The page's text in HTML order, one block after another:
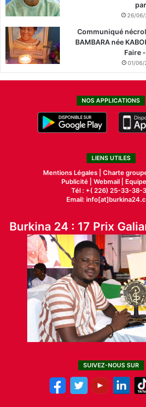
26/06/
Communiqué
BAMBARA née
Faire
01/06/
NOS APPLICATIONS
LIENS UTILES
Mentions Légales | Charte
Publicité| Webmail |
Tél : +( 226) 25-33-38-
Email:
Burkina 24 : 17 Prix
SUIVEZ-NOUS SUR